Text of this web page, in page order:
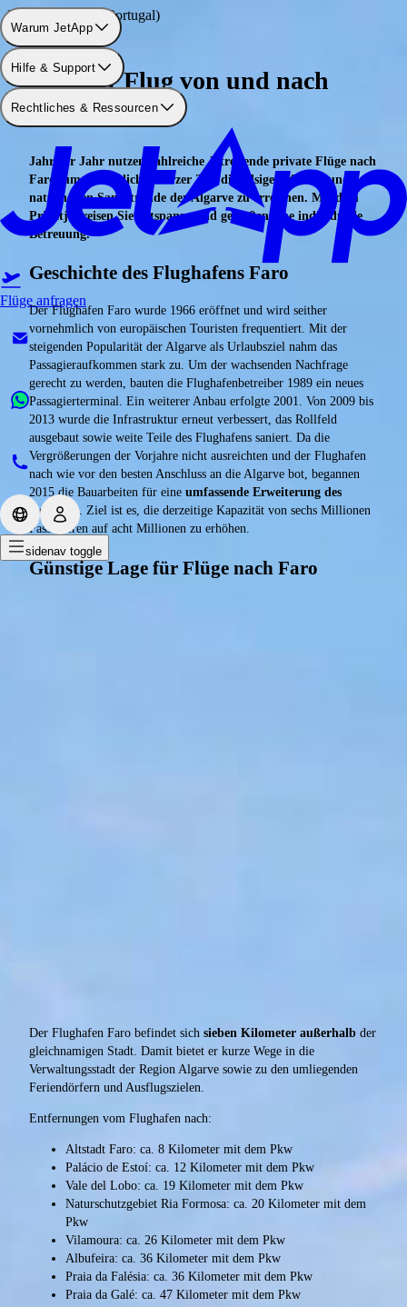
Warum JetApp
Hilfe & Support
Rechtliches & Ressourcen
Flüge anfragen
sidenav toggle
Flughafen: Faro (Portugal)
Privater Flug von und nach
Faro
Jahr für Jahr nutzen zahlreiche Jetreisende private Flüge nach
Faro, um in möglichst kurzer Zeit die felsigen Küsten und
naturnahen Sandstrände der Algarve zu erreichen. Mit dem
Privatjet reisen Sie entspannt und genießen eine individuelle
Betreuung.
Geschichte des Flughafens Faro
Der Flughafen Faro wurde 1966 eröffnet und wird seither
vornehmlich von europäischen Touristen frequentiert. Mit der
steigenden Popularität der Algarve als Urlaubsziel nahm das
Passagieraufkommen stark zu. Um der wachsenden Nachfrage
gerecht zu werden, bauten die Flughafenbetreiber 1989 ein neues
Passagierterminal. Ein weiterer Anbau erfolgte 2001. Von 2009 bis
2013 wurde die Infrastruktur erneut verbessert, das Rollfeld
ausgebaut sowie weite Teile des Flughafens saniert. Da die
Vergrößerungen der Vorjahre nicht ausreichten und der Flughafen
nach wie vor den besten Anschluss an die Algarve bot, begannen
2015 die Bauarbeiten für eine umfassende Erweiterung des
Geländes. Ziel ist es, die derzeitige Kapazität von sechs Millionen
Passagieren auf acht Millionen zu erhöhen.
Günstige Lage für Flüge nach Faro
Der Flughafen Faro befindet sich sieben Kilometer außerhalb der
gleichnamigen Stadt. Damit bietet er kurze Wege in die
Verwaltungsstadt der Region Algarve sowie zu den umliegenden
Feriendörfern und Ausflugszielen.
Entfernungen vom Flughafen nach:
Altstadt Faro: ca. 8 Kilometer mit dem Pkw
Palácio de Estoí: ca. 12 Kilometer mit dem Pkw
Vale del Lobo: ca. 19 Kilometer mit dem Pkw
Naturschutzgebiet Ria Formosa: ca. 20 Kilometer mit dem
Pkw
Vilamoura: ca. 26 Kilometer mit dem Pkw
Albufeira: ca. 36 Kilometer mit dem Pkw
Praia da Falésia: ca. 36 Kilometer mit dem Pkw
Praia da Galé: ca. 47 Kilometer mit dem Pkw